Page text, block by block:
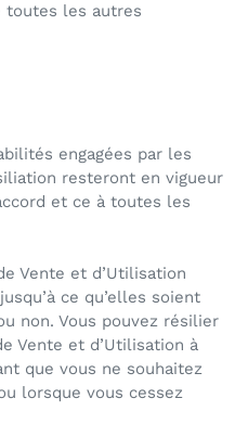
toutes les autres
engagées par les
resteront en vigueur
et ce à toutes les
Vente et d’Utilisation
ce qu’elles soient
non. Vous pouvez résilier
Vente et d’Utilisation à
que vous ne souhaitez
lorsque vous cessez